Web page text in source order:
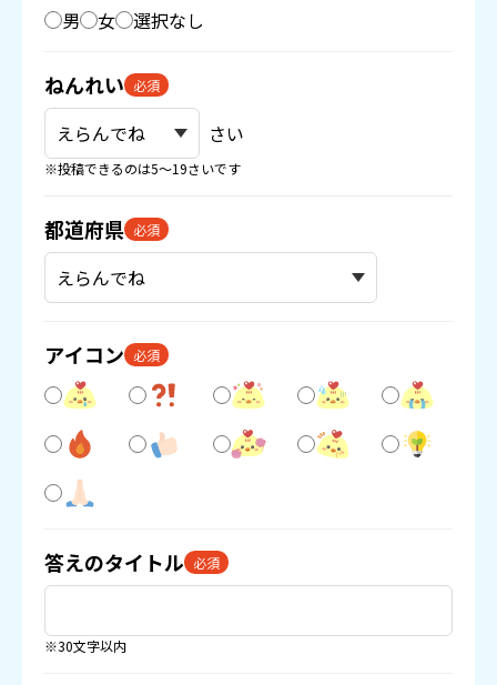
男 女 選択なし
ねんれい 必須
さい
※投稿できるのは5〜19さいです
都道府県 必須
アイコン 必須
答えのタイトル 必須
※30文字以内